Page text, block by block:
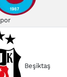
Beşiktaş